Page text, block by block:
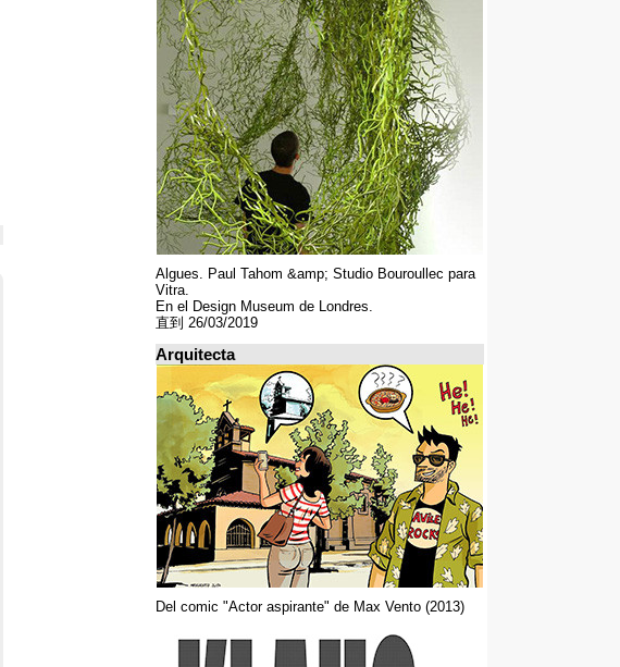
Algues. Paul Tahom &amp; Studio Bouroullec para
Vitra.
En el Design Museum de Londres.
直到 26/03/2019
Arquitecta
Del comic "Actor aspirante" de Max Vento (2013)